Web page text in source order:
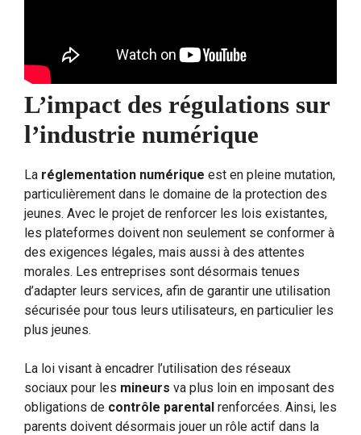
L’impact des régulations sur
l’industrie numérique
La réglementation numérique est en pleine mutation,
particulièrement dans le domaine de la protection des
jeunes. Avec le projet de renforcer les lois existantes,
les plateformes doivent non seulement se conformer à
des exigences légales, mais aussi à des attentes
morales. Les entreprises sont désormais tenues
d’adapter leurs services, afin de garantir une utilisation
sécurisée pour tous leurs utilisateurs, en particulier les
plus jeunes.
La loi visant à encadrer l’utilisation des réseaux
sociaux pour les mineurs va plus loin en imposant des
obligations de contrôle parental renforcées. Ainsi, les
parents doivent désormais jouer un rôle actif dans la